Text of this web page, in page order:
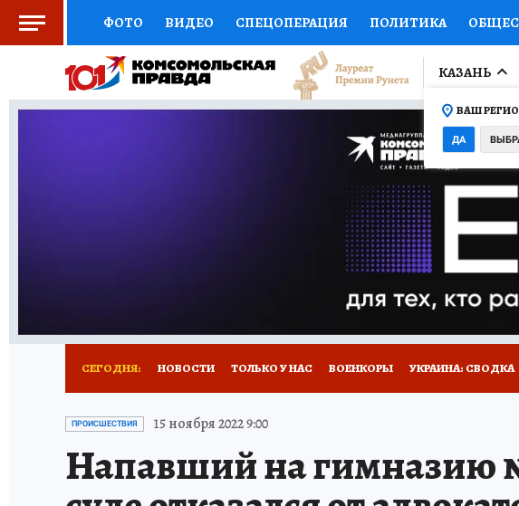
ФОТО ВИДЕО СПЕЦОПЕРАЦИЯ ПОЛИТИКА
СОЦПОДДЕРЖКА НАУКА СПОРТ КОЛУМНИСТЫ
ВЫБОР ЭКСПЕРТОВ ДОКТОР ФИНАНСЫ
ПРОГНОЗЫ НА СПОРТ ПРОМОКОДЫ
ТЕЛЕВИЗОР
НОВОЕ НА САЙТЕ
КАЗАНЬ
ВАШ
ДА
СЕГОДНЯ: НОВОСТИ ТОЛЬКО У НАС ВОЕНКОРЫ УКРАИНА: СВОДКА
ТЕРРИТОРИЯ ДОБРА
ПРОИСШЕСТВИЯ 15 ноября 2022 9:00
Напавший на гимназию